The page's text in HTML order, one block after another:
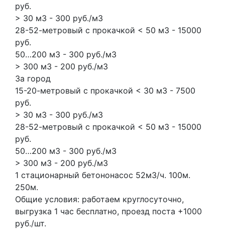
руб.
> 30 м3 - 300 руб./м3
28-52-метровый с прокачкой < 50 м3 - 15000
руб.
50…200 м3 - 300 руб./м3
> 300 м3 - 200 руб./м3
За город
15-20-метровый с прокачкой < 30 м3 - 7500
руб.
> 30 м3 - 300 руб./м3
28-52-метровый с прокачкой < 50 м3 - 15000
руб.
50…200 м3 - 300 руб./м3
> 300 м3 - 200 руб./м3
1 стационарный бетононасос 52м3/ч. 100м.
250м.
Общие условия: работаем круглосуточно,
выгрузка 1 час бесплатно, проезд поста +1000
руб./шт.